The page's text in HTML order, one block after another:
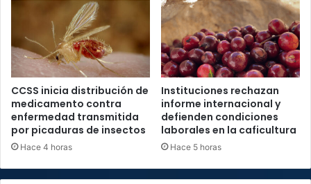
CCSS inicia distribución de
medicamento contra
enfermedad transmitida
por picaduras de insectos
Hace 4 horas
Instituciones rechazan
informe internacional y
defienden condiciones
laborales en la caficultura
Hace 5 horas